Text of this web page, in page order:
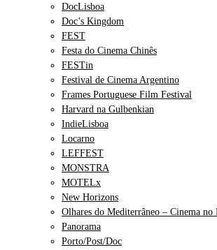
DocLisboa
Doc’s Kingdom
FEST
Festa do Cinema Chinês
FESTin
Festival de Cinema Argentino
Frames Portuguese Film Festival
Harvard na Gulbenkian
IndieLisboa
Locarno
LEFFEST
MONSTRA
MOTELx
New Horizons
Olhares do Mediterrâneo – Cinema no
Panorama
Porto/Post/Doc